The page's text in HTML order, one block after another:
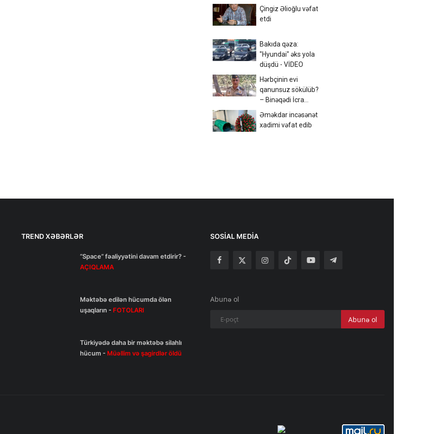
Çingiz Əlioğlu vəfat
etdi
Bakıda qəza:
"Hyundai" əks yola
düşdü - VİDEO
Hərbçinin evi
qanunsuz sökülüb?
– Binəqədi İcra
ŞOK
Əməkdar incəsənət
xadimi vəfat edib
TREND XƏBƏRLƏR
“Space” fəaliyyətini davam etdirir? -
AÇIQLAMA
Məktəbə edilən hücumda ölən
uşaqların - FOTOLARI
Türkiyədə daha bir məktəbə silahlı
hücum - Müəllim və şagirdlər öldü
SOSIAL MEDIA
Abunə ol
Abunə ol